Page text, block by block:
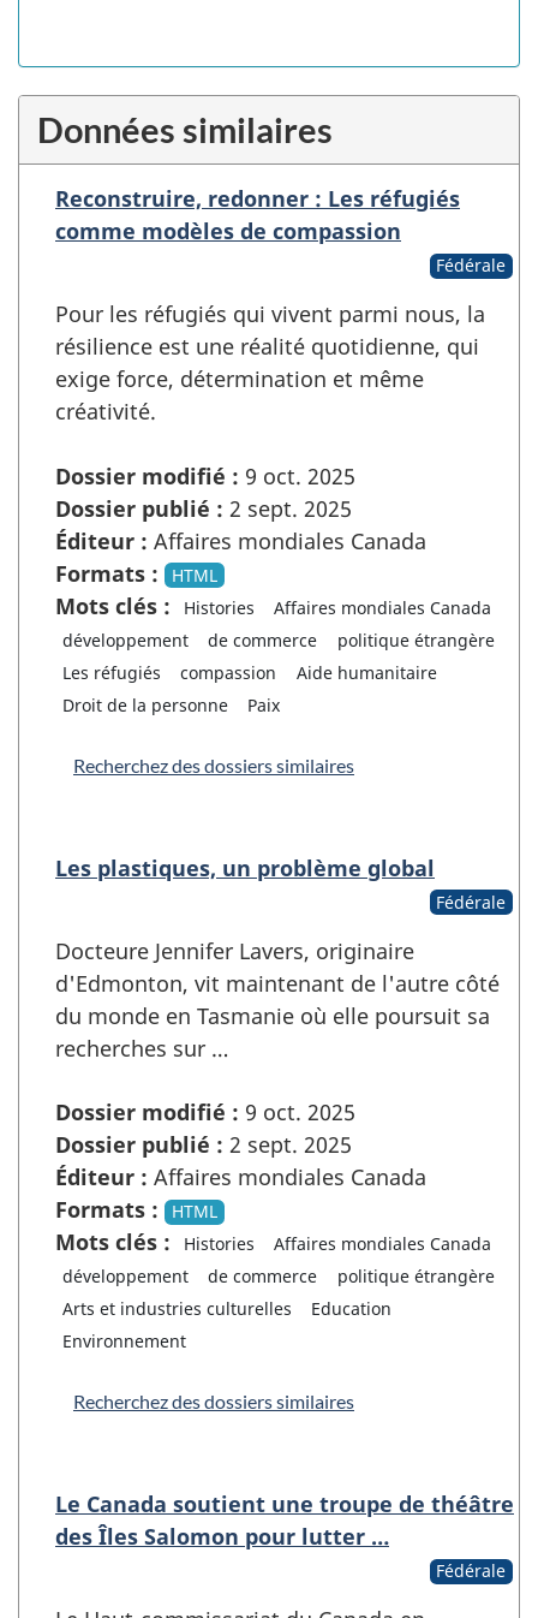
Données similaires
Reconstruire, redonner : Les réfugiés
comme modèles de compassion
Fédérale
Pour les réfugiés qui vivent parmi nous, la
résilience est une réalité quotidienne, qui
exige force, détermination et même
créativité.
Dossier modifié : 9 oct. 2025
Dossier publié : 2 sept. 2025
Éditeur : Affaires mondiales Canada
Formats :
HTML
Mots clés : Histories
Affaires mondiales Canada
développement
de commerce
politique étrangère
Les réfugiés
compassion
Aide humanitaire
Droit de la personne
Paix
Recherchez des dossiers similaires
Les plastiques, un problème global
Fédérale
Docteure Jennifer Lavers, originaire
d'Edmonton, vit maintenant de l'autre côté
du monde en Tasmanie où elle poursuit sa
recherches sur …
Dossier modifié : 9 oct. 2025
Dossier publié : 2 sept. 2025
Éditeur : Affaires mondiales Canada
Formats :
HTML
Mots clés : Histories
Affaires mondiales Canada
développement
de commerce
politique étrangère
Arts et industries culturelles
Education
Environnement
Recherchez des dossiers similaires
Le Canada soutient une troupe de théâtre
des Îles Salomon pour lutter …
Fédérale